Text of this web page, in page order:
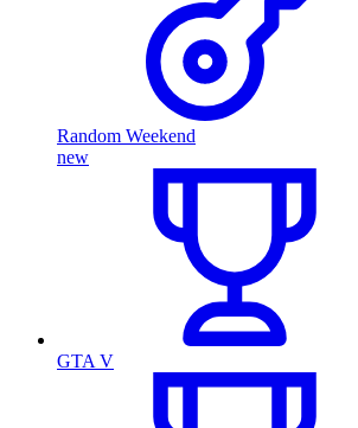
Random Weekend
new
GTA V